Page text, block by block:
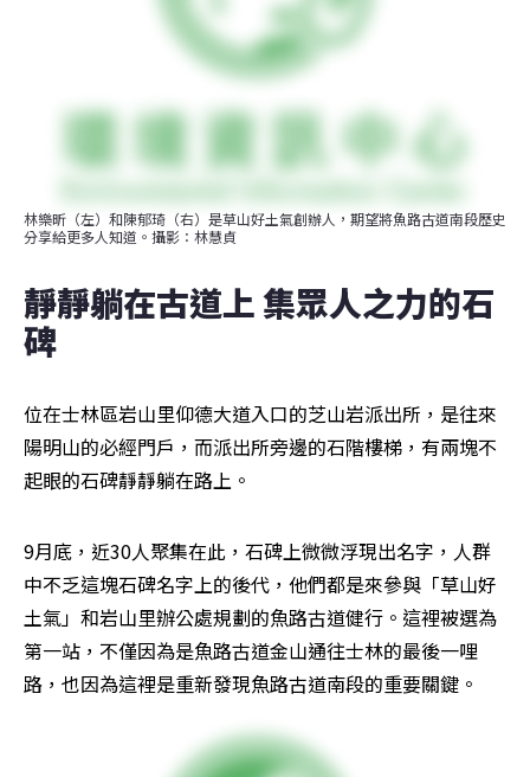
林樂昕（左）和陳郁琦（右）是草山好土氣創辦人，期望將魚路古道南段歷史
分享給更多人知道。攝影：林慧貞
靜靜躺在古道上 集眾人之力的石
碑
位在士林區岩山里仰德大道入口的芝山岩派出所，是往來
陽明山的必經門戶，而派出所旁邊的石階樓梯，有兩塊不
起眼的石碑靜靜躺在路上。
9月底，近30人聚集在此，石碑上微微浮現出名字，人群
中不乏這塊石碑名字上的後代，他們都是來參與「草山好
土氣」和岩山里辦公處規劃的魚路古道健行。這裡被選為
第一站，不僅因為是魚路古道金山通往士林的最後一哩
路，也因為這裡是重新發現魚路古道南段的重要關鍵。